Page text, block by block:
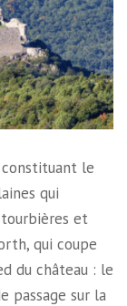
le
qui
tourbières et
qui coupe
du château : le
passage sur la